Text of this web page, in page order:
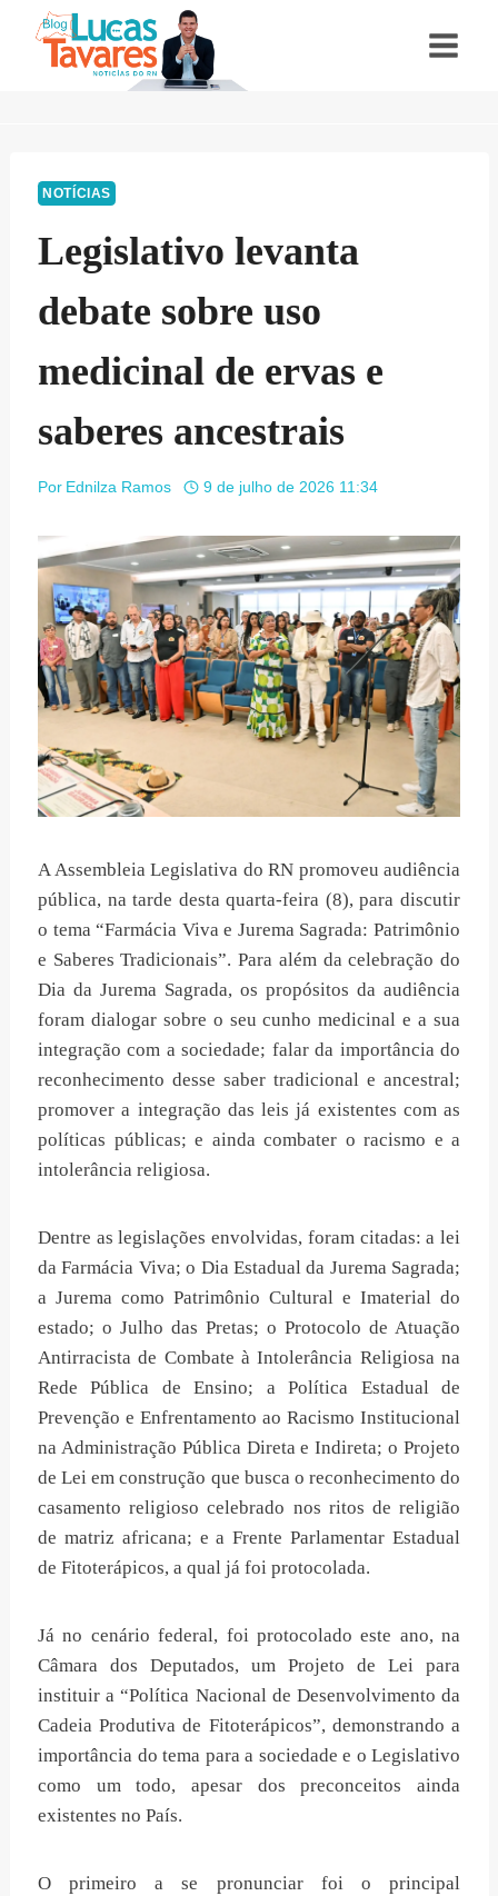
NOTÍCIAS
Legislativo levanta
debate sobre uso
medicinal de ervas e
saberes ancestrais
Por Ednilza Ramos 9 de julho de 2026 11:34
A Assembleia Legislativa do RN promoveu audiência
pública, na tarde desta quarta-feira (8), para discutir
o tema “Farmácia Viva e Jurema Sagrada: Patrimônio
e Saberes Tradicionais”. Para além da celebração do
Dia da Jurema Sagrada, os propósitos da audiência
foram dialogar sobre o seu cunho medicinal e a sua
integração com a sociedade; falar da importância do
reconhecimento desse saber tradicional e ancestral;
promover a integração das leis já existentes com as
políticas públicas; e ainda combater o racismo e a
intolerância religiosa.
Dentre as legislações envolvidas, foram citadas: a lei
da Farmácia Viva; o Dia Estadual da Jurema Sagrada;
a Jurema como Patrimônio Cultural e Imaterial do
estado; o Julho das Pretas; o Protocolo de Atuação
Antirracista de Combate à Intolerância Religiosa na
Rede Pública de Ensino; a Política Estadual de
Prevenção e Enfrentamento ao Racismo Institucional
na Administração Pública Direta e Indireta; o Projeto
de Lei em construção que busca o reconhecimento do
casamento religioso celebrado nos ritos de religião
de matriz africana; e a Frente Parlamentar Estadual
de Fitoterápicos, a qual já foi protocolada.
Já no cenário federal, foi protocolado este ano, na
Câmara dos Deputados, um Projeto de Lei para
instituir a “Política Nacional de Desenvolvimento da
Cadeia Produtiva de Fitoterápicos”, demonstrando a
importância do tema para a sociedade e o Legislativo
como um todo, apesar dos preconceitos ainda
existentes no País.
O primeiro a se pronunciar foi o principal